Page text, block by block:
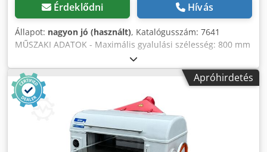
Érdeklődni Hívás
Állapot: nagyon jó (használt), Katalógusszám: 7641
MŰSZAKI ADATOK - Maximális gyalulási szélesség: 800 mm
- Maximális gyalulási magasság: 200 mm - Felülről: - Húzó
behordó tengely, fogazott - Visszacsapódásgátlók -
Leszorító - 2 db húzó, fogazott tengely - Leszorító -
Gyalutengely 800 mm, 4 késes – 7,5 kW - Leszorítók -
Profilozó tengely 800 mm, 4 késes (3 egyenes kés és 1
profilkés szerelve) - Leszorító - Kihordó sima húzótengely -
Alulról: - Vezetősín - Behordó asztal - Sima húzótengely
Cedozh Iwdepfx Akwjha - Gyalutengely 800 mm, 4 késes –
Apróhirdetés